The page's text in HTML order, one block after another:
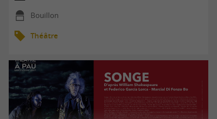
Bouillon
Théâtre